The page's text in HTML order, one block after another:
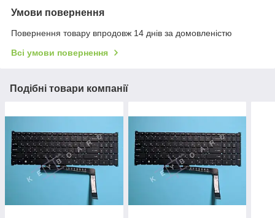
Умови повернення
Повернення товару впродовж 14 днів за домовленістю
Всі умови повернення
Подібні товари компанії